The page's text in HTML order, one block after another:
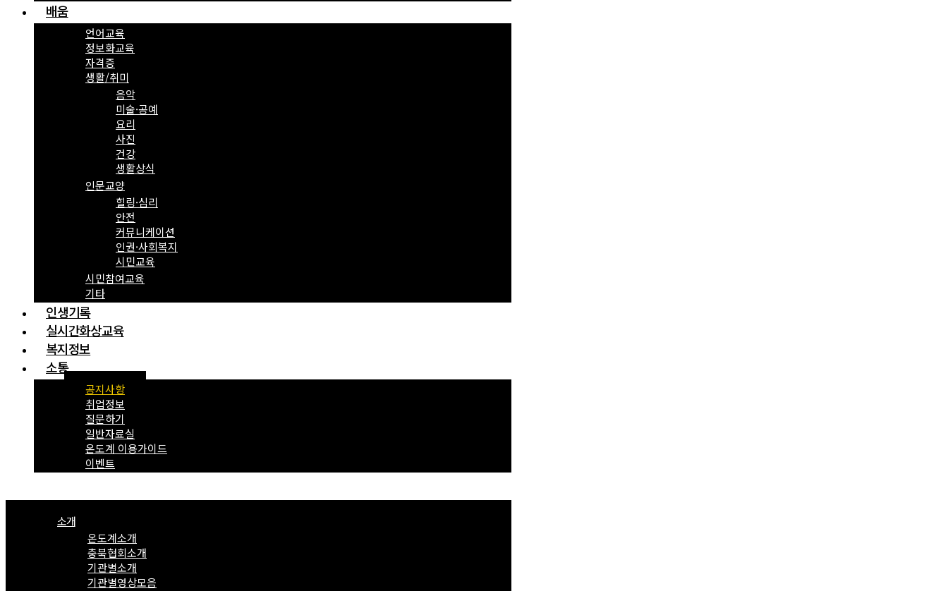
배움
언어교육
정보화교육
자격증
생활/취미
음악
미술·공예
요리
사진
건강
생활상식
인문교양
힐링·심리
안전
커뮤니케이션
인권·사회복지
시민교육
시민참여교육
기타
인생기록
실시간화상교육
복지정보
소통
공지사항
취업정보
질문하기
일반자료실
온도계 이용가이드
이벤트
소개
온도계소개
충북협회소개
기관별소개
기관별영상모음